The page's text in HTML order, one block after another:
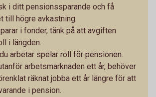
i ditt pensionssparande och få
till högre avkastning.
i fonder, tänk på att avgiften
i längden.
arbetar spelar roll för pensionen.
arbetsmarknaden ett år, behöver
räknat jobba ett år längre för att
i pension.